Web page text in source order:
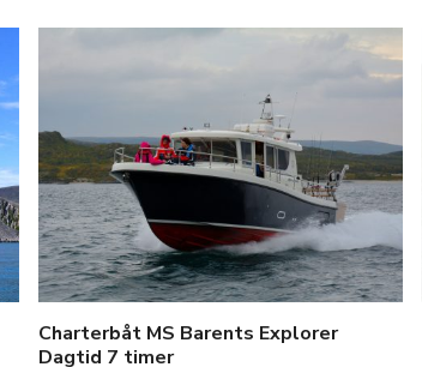
Charterbåt MS Barents Explorer
Dagtid 7 timer